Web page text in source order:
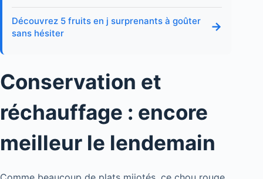
Découvrez 5 fruits en j surprenants à goûter
sans hésiter
→
Conservation et
réchauffage : encore
meilleur le lendemain